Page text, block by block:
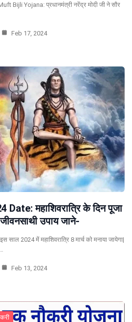
Bijli Yojana: प्रधानमंत्री नरेंद्र मोदी जी ने सौर
Feb 17, 2024
महाशिवरात्रि के दिन पूजा
उपाय जाने-
2024 में महाशिवरात्रि 8 मार्च को मनाया जायेगा|
Feb 13, 2024